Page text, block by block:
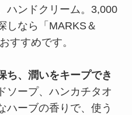
ハンドクリーム。3,000
しなら「MARKS＆
すすめです。
ち、潤いをキープでき
ソープ、ハンカチタオ
ハーブの香りで、使う